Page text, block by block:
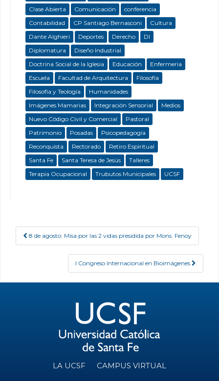
Clase Abierta
Comunicación
conferencia
Contabilidad
CP Santiago Bernasconi
Cultura
Dante Alghieri
Deportes Derecho
DI
Diplomatura
Diseño Industrial
Doctrina Social de la Iglesia
Educación
Enfermeria
Escuela
Facultad de Arquitectura
Filosofía
Filosofía y Teología
Humanidades
Imágenes Mamarias
Integración Sensorial
Medios
Nuevo Código Civil y Comercial
Pastoral
Patrimonio
Posadas
Psicopedagogía
Reconquista
Rectorado
Retiro Espiritual
Santa Fe
Santa Teresa de Jesús
Talleres
Terapia Ocupacional
Trubutos Municipales UCSF
Post navigation
8 de agosto: Misa por las 2 vidas presidida por Mons. Fenoy
I Congreso Internacional en Bioimágenes
LA UCSF CAMPUS VIRTUAL